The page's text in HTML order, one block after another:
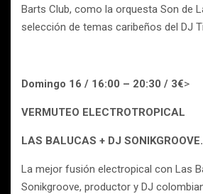
Barts Club, como la orquesta Son de
selección de temas caribeños del DJ
Domingo 16 / 16:00 – 20:30 / 3€>
VERMUTEO ELECTROTROPICAL
LAS BALUCAS + DJ SONIKGROOVE.
La mejor fusión electropical con Las
Sonikgroove, productor y DJ